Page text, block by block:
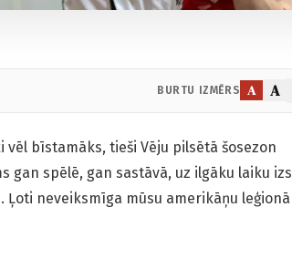
BURTU IZMĒRS A A
bīstamāks, tieši Vēju pilsētā šosezon
gan spēlē, gan sastāvā, uz ilgāku laiku
neveiksmīga mūsu amerikāņu